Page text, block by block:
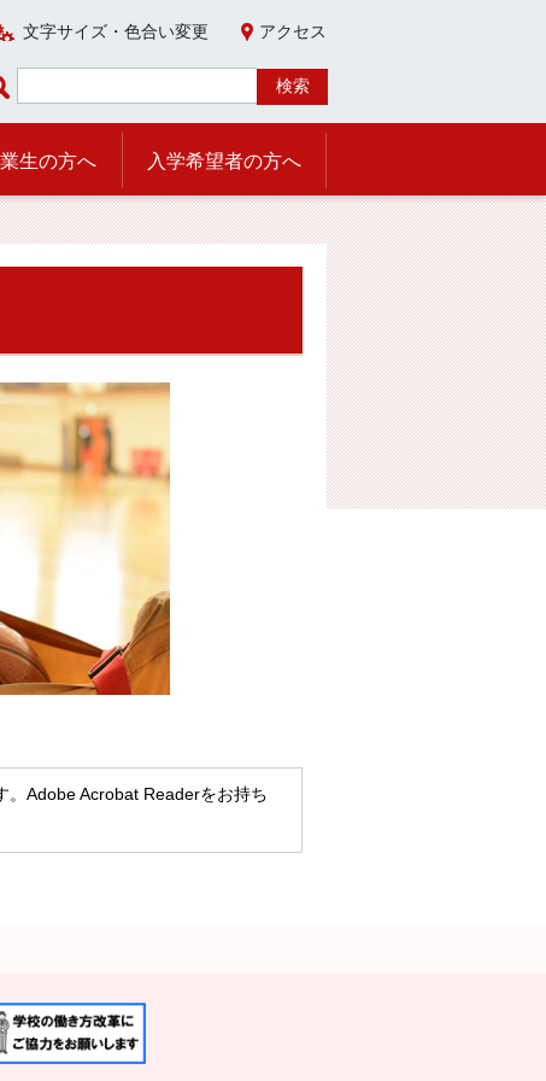
文字サイズ・色合い変更 アクセス
生の方へ 入学希望者の方へ
。Adobe Acrobat Readerをお持ち